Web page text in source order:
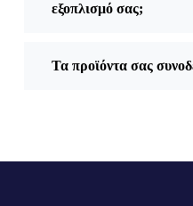
εξοπλισμό σας;
Τα προϊόντα σας